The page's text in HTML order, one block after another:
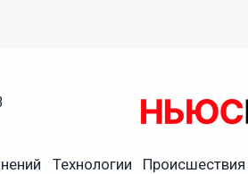
Технологии Происшествия